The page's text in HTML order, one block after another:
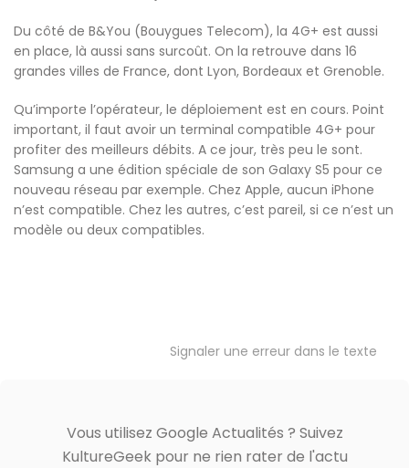
Du côté de B&You (Bouygues Telecom), la 4G+ est aussi
en place, là aussi sans surcoût. On la retrouve dans 16
grandes villes de France, dont Lyon, Bordeaux et Grenoble.
Qu’importe l’opérateur, le déploiement est en cours. Point
important, il faut avoir un terminal compatible 4G+ pour
profiter des meilleurs débits. A ce jour, très peu le sont.
Samsung a une édition spéciale de son Galaxy S5 pour ce
nouveau réseau par exemple. Chez Apple, aucun iPhone
n’est compatible. Chez les autres, c’est pareil, si ce n’est un
modèle ou deux compatibles.
Signaler une erreur dans le texte
Vous utilisez Google Actualités ? Suivez
KultureGeek pour ne rien rater de l'actu